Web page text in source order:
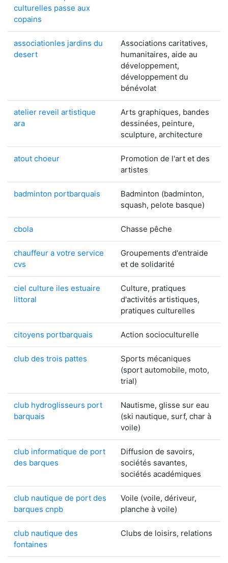
culturelles passe aux
copains
associationles jardins du
desert
Associations caritatives,
humanitaires, aide au
développement,
développement du
bénévolat
atelier reveil artistique
ara
Arts graphiques, bandes
dessinées, peinture,
sculpture, architecture
atout choeur
Promotion de l'art et des
artistes
badminton portbarquais
Badminton (badminton,
squash, pelote basque)
cbola Chasse pêche
chauffeur a votre service
cvs
Groupements d'entraide
et de solidarité
ciel culture iles estuaire
littoral
Culture, pratiques
d'activités artistiques,
pratiques culturelles
citoyens portbarquais Action socioculturelle
club des trois pattes
Sports mécaniques
(sport automobile, moto,
trial)
club hydroglisseurs port
barquais
Nautisme, glisse sur eau
(ski nautique, surf, char à
voile)
club informatique de port
des barques
Diffusion de savoirs,
sociétés savantes,
sociétés académiques
club nautique de port des
barques cnpb
Voile (voile, dériveur,
planche à voile)
club nautique des
fontaines
Clubs de loisirs, relations